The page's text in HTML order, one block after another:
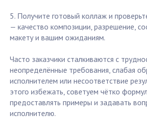
5. Получите готовый коллаж и
— качество композиции, разрешение,
макету и вашим ожиданиям.
Часто заказчики сталкиваются с
неопределённые требования, слабая
исполнителем или несоответствие
этого избежать, советуем чётко
предоставлять примеры и задавать
исполнителю.